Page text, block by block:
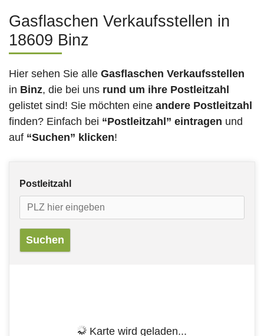
Gasflaschen Verkaufsstellen in
18609 Binz
Hier sehen Sie alle Gasflaschen Verkaufsstellen
in Binz, die bei uns rund um ihre Postleitzahl
gelistet sind! Sie möchten eine andere Postleitzahl
finden? Einfach bei “Postleitzahl” eintragen und
auf “Suchen” klicken!
Postleitzahl
Karte wird geladen...